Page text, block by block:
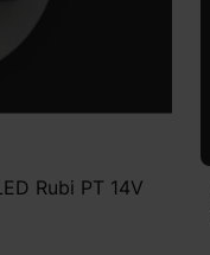
Rubi PT 14V